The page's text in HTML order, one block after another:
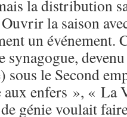
la distribution
la saison
un événement.
synagogue,
sous le Second
aux enfers », « La
génie voulait